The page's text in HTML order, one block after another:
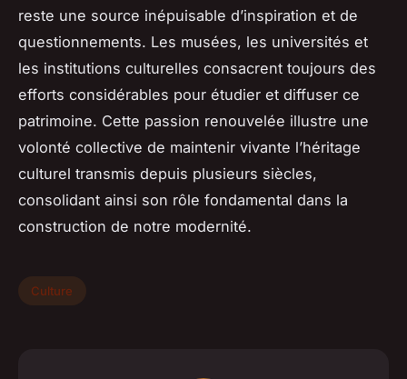
reste une source inépuisable d’inspiration et de
questionnements. Les musées, les universités et
les institutions culturelles consacrent toujours des
efforts considérables pour étudier et diffuser ce
patrimoine. Cette passion renouvelée illustre une
volonté collective de maintenir vivante l’héritage
culturel transmis depuis plusieurs siècles,
consolidant ainsi son rôle fondamental dans la
construction de notre modernité.
Culture